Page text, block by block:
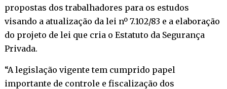
propostas dos trabalhadores para os estudos
visando a atualização da lei nº 7.102/83 e a elaboração
do projeto de lei que cria o Estatuto da Segurança
Privada.
“A legislação vigente tem cumprido papel
importante de controle e fiscalização dos